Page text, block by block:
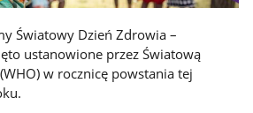
Światowy Dzień Zdrowia –
ustanowione przez Światową
w rocznicę powstania tej